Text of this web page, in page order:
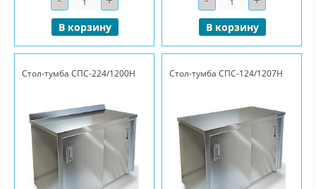
В корзину В корзину
Стол-тумба СПС-224/1200Н Стол-тумба СПС-124/1207Н